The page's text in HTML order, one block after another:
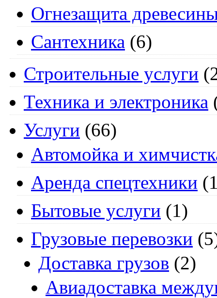
Огнезащита
Сантехника (6)
Строительные услуги
Техника и электроника
Услуги (66)
Автомойка и
Аренда спецтехники
Бытовые услуги (1)
Грузовые перевозки
Доставка грузов (2)
Авиадоставка